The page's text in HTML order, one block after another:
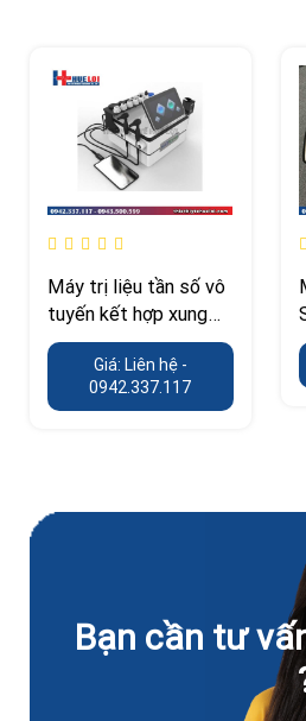
Máy trị liệu tần số vô
tuyến kết hợp xung
kích và EMS
Giá: Liên hệ -
0942.337.117
Bạn cần tư